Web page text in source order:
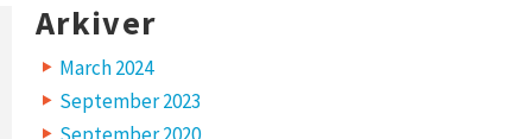
Arkiver
March 2024
September 2023